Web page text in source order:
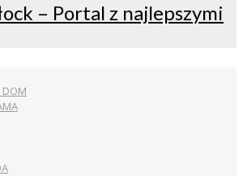
– Portal z najlepszymi
DOM